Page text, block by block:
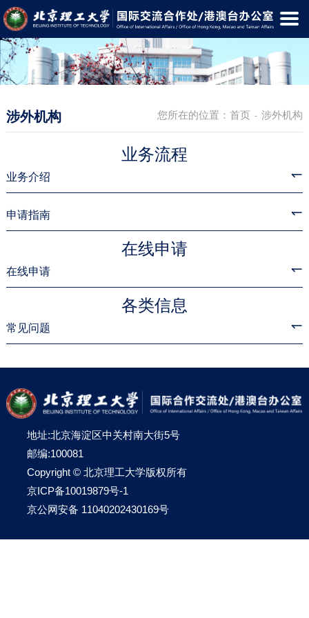
您所在的位置：首页 - 涉外机构
涉外机构
业务流程
业务介绍
申请指南
在线申请
在线申请
各类信息
常见问题
地址:北京海淀区中关村南大街5号
邮编:100081
Copyright © 北京理工大学版权所有
京ICP备10019879号-1
京公网安备 11040202430169号